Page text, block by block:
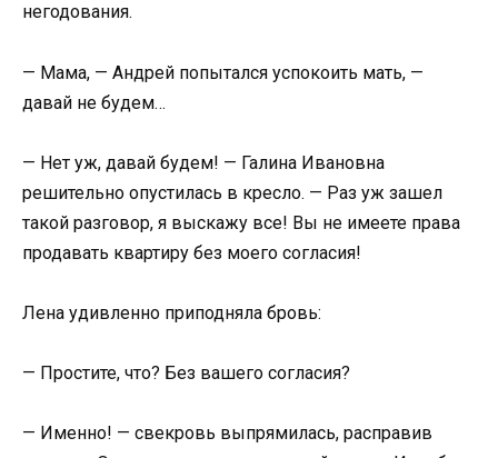
негодования.
— Мама, — Андрей попытался успокоить мать, —
давай не будем…
— Нет уж, давай будем! — Галина Ивановна
решительно опустилась в кресло. — Раз уж зашел
такой разговор, я выскажу все! Вы не имеете права
продавать квартиру без моего согласия!
Лена удивленно приподняла бровь:
— Простите, что? Без вашего согласия?
— Именно! — свекровь выпрямилась, расправив